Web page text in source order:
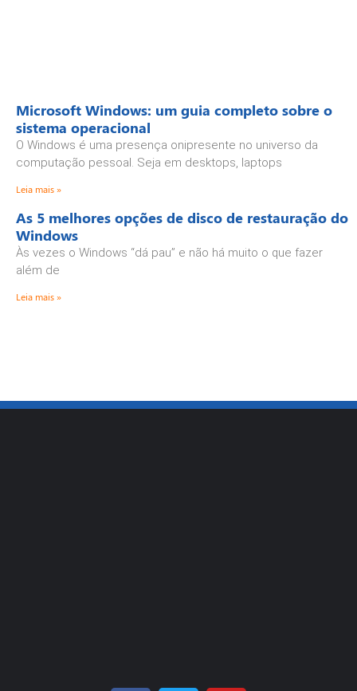
Microsoft Windows: um guia completo sobre o
sistema operacional
O Windows é uma presença onipresente no universo da
computação pessoal. Seja em desktops, laptops
Leia mais »
As 5 melhores opções de disco de restauração do
Windows
Às vezes o Windows “dá pau” e não há muito o que fazer
além de
Leia mais »